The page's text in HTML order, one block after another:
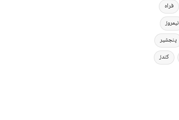
فراه
نیمروز
پنجشیر
کندز